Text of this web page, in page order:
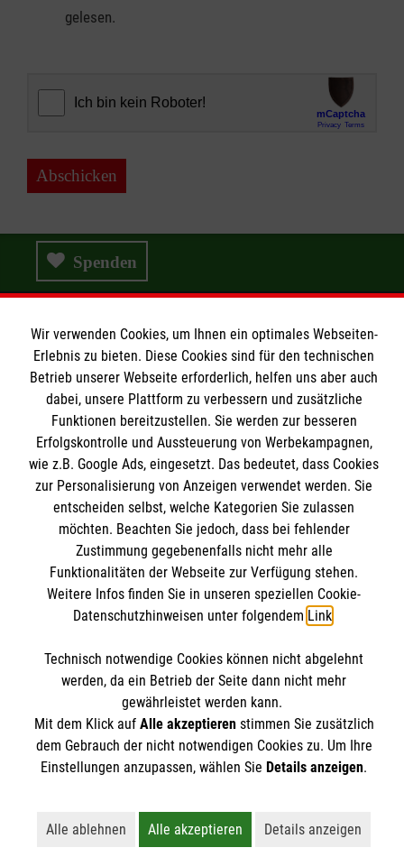
gelesen.
Abschicken
Spenden
Wir Malteser
Wir Malteser
Spenden & Helfen
Angebote & Leistungen
Kursangebote
Mitarbeiten & Aktiv werden
Informationen
Presse und Medien
Impressum
Datenschutz
Malteser online
Malteserorden
Malteser International
Sharepoint
Spendenkonto
Empfänger: Malteser Hilfsdienst e.V.
IBAN: DE90 6005 0101 0001 2706 88
BIC: SOLADEST600
Der Malteser Hilfsdienst e.V. ist als eingetragene
gemeinnützige Organisation von der Körperschaft- und
Wir verwenden Cookies, um Ihnen ein optimales Webseiten-
Erlebnis zu bieten. Diese Cookies sind für den technischen
Betrieb unserer Webseite erforderlich, helfen uns aber auch
dabei, unsere Plattform zu verbessern und zusätzliche
Funktionen bereitzustellen. Sie werden zur besseren
Erfolgskontrolle und Aussteuerung von Werbekampagnen,
wie z.B. Google Ads, eingesetzt. Das bedeutet, dass Cookies
zur Personalisierung von Anzeigen verwendet werden. Sie
entscheiden selbst, welche Kategorien Sie zulassen
möchten. Beachten Sie jedoch, dass bei fehlender
Zustimmung gegebenenfalls nicht mehr alle
Funktionalitäten der Webseite zur Verfügung stehen.
Weitere Infos finden Sie in unseren speziellen Cookie-
Datenschutzhinweisen unter folgendem Link.
Technisch notwendige Cookies können nicht abgelehnt
werden, da ein Betrieb der Seite dann nicht mehr
gewährleistet werden kann.
Mit dem Klick auf Alle akzeptierenstimmen Sie zusätzlich
dem Gebrauch der nicht notwendigen Cookies zu. Um Ihre
Einstellungen anzupassen, wählen Sie Details anzeigen.
Alle ablehnen
Lehnt alle nicht-essentiellen Cookies ab
Alle akzeptieren
Akzeptiert alle Cookies
Details anzeigen